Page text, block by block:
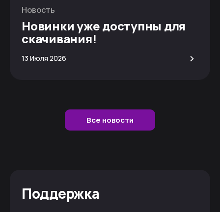
Новость
Новинки уже доступны для
скачивания!
13 Июля 2026 >
Все новости
Поддержка